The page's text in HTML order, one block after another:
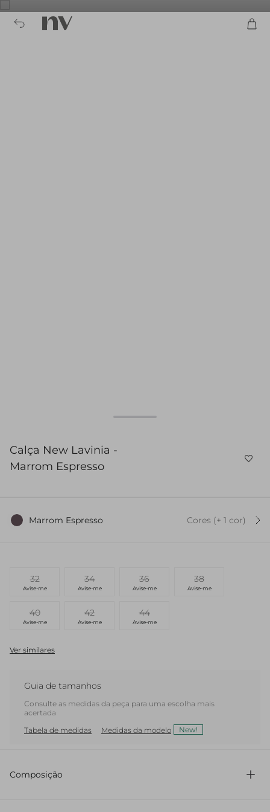
Calça New Lavinia -
Marrom Espresso
Marrom Espresso Cores (+ 1 cor)
32
Avise-me
34
Avise-me
36
Avise-me
38
Avise-me
40
Avise-me
42
Avise-me
44
Avise-me
Ver similares
Guia de tamanhos
Consulte as medidas da peça para uma escolha mais
acertada
Tabela de medidas
Medidas da modelo New!
Composição